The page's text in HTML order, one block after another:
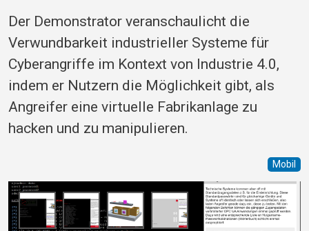
Der Demonstrator veranschaulicht die
Verwundbarkeit industrieller Systeme für
Cyberangriffe im Kontext von Industrie 4.0,
indem er Nutzern die Möglichkeit gibt, als
Angreifer eine virtuelle Fabrikanlage zu
hacken und zu manipulieren.
Mobil